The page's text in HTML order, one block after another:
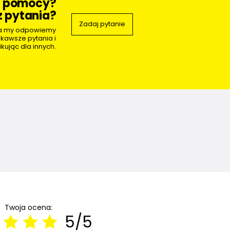
pomocy?
pytania?
my odpowiemy
pytania i
dla innych.
Zadaj pytanie
Twoja ocena:
5/5